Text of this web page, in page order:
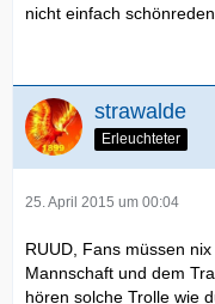
nicht einfach
strawalde
Erleuchteter
25. April 2015 um 00:04
RUUD, Fans müssen
Mannschaft und dem
hören solche Trolle wie